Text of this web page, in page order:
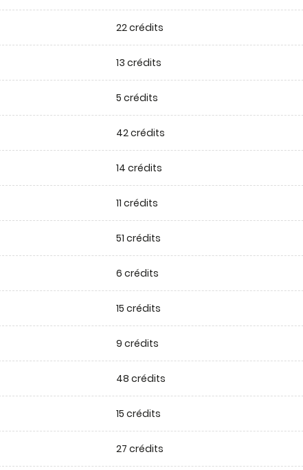
22 crédits
13 crédits
5 crédits
42 crédits
14 crédits
11 crédits
51 crédits
6 crédits
15 crédits
9 crédits
48 crédits
15 crédits
27 crédits